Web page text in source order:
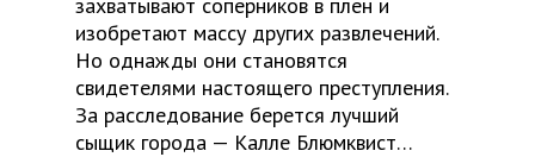
изобретают массу других развлечений.
Но однажды они становятся
свидетелями настоящего преступления.
За расследование берется лучший
сыщик города — Калле Блюмквист…